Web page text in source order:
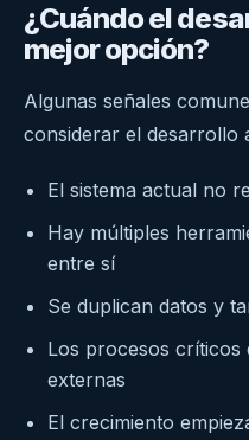
¿Cuándo el
mejor opción?
Algunas señales
considerar el desarrollo
El sistema actual no
Hay múltiples
entre sí
Se duplican datos y
Los procesos críticos
externas
El crecimiento